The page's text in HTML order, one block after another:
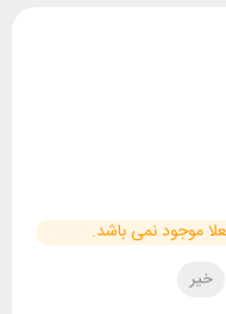
موجود نمی باشد.
خیر